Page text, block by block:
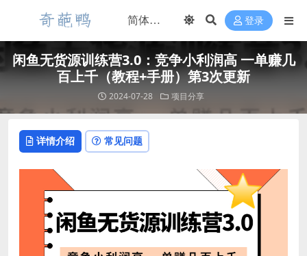
登录
闲鱼无货源训练营3.0：竞争小利润高 一单赚几
百上千（教程+手册）第3次更新
2024-07-28 项目分享
详情介绍 常见问题